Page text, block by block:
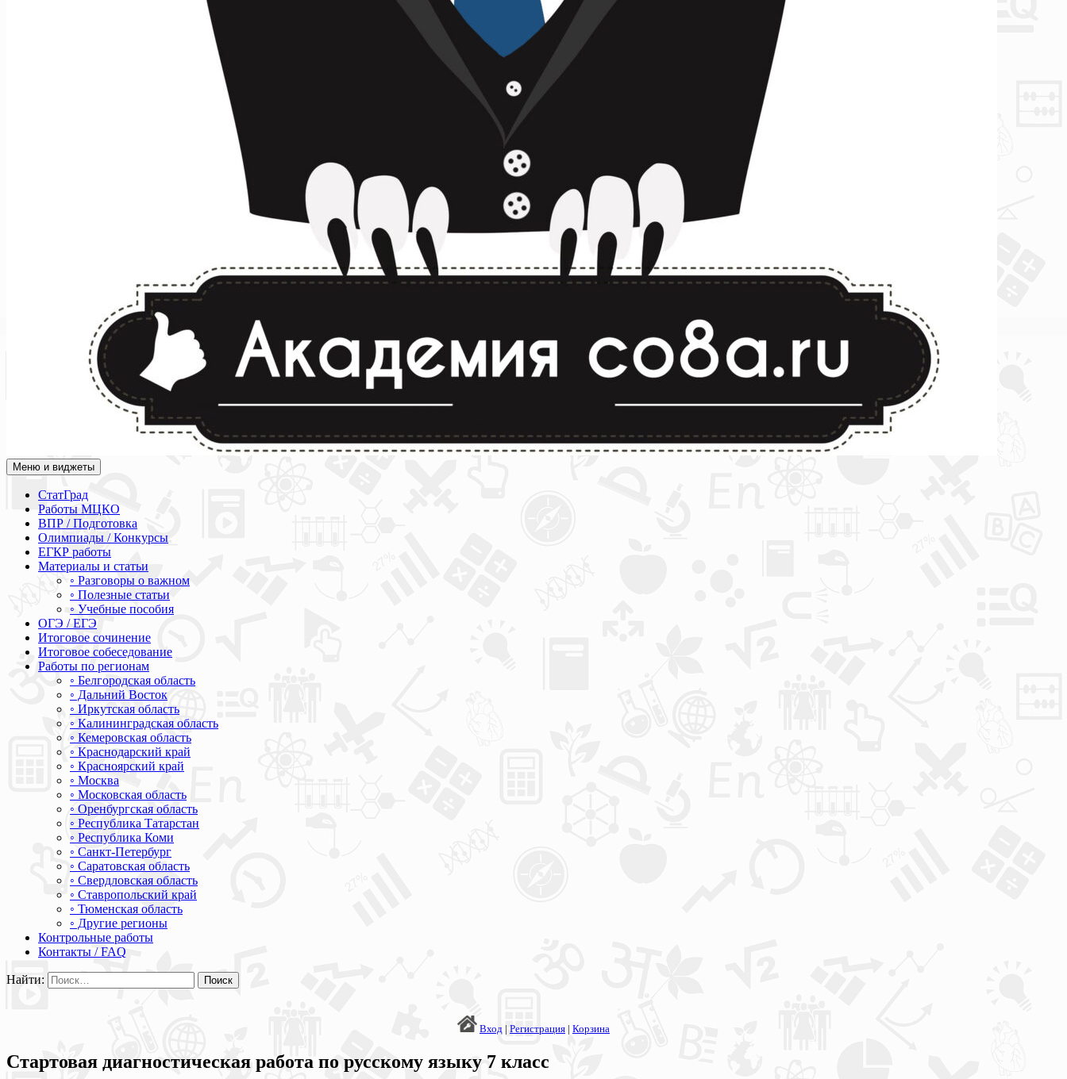
Академия СОВА
Подготовка к ЕГЭ, ОГЭ, ВПР, МЦКО, СтатГрад, КДР, ВОШ, олимпиады и конкурсы
Меню и виджеты
СтатГрад
Работы МЦКО
ВПР / Подготовка
Олимпиады / Конкурсы
ЕГКР работы
Материалы и статьи
◦ Разговоры о важном
◦ Полезные статьи
◦ Учебные пособия
ОГЭ / ЕГЭ
Итоговое сочинение
Итоговое собеседование
Работы по регионам
◦ Белгородская область
◦ Дальний Восток
◦ Иркутская область
◦ Калининградская область
◦ Кемеровская область
◦ Краснодарский край
◦ Красноярский край
◦ Москва
◦ Московская область
◦ Оренбургская область
◦ Республика Татарстан
◦ Республика Коми
◦ Санкт-Петербург
◦ Саратовская область
◦ Свердловская область
◦ Ставропольский край
◦ Тюменская область
◦ Другие регионы
Контрольные работы
Контакты / FAQ
Найти:
Вход | Регистрация | Корзина
Стартовая диагностическая работа по русскому языку 7 класс